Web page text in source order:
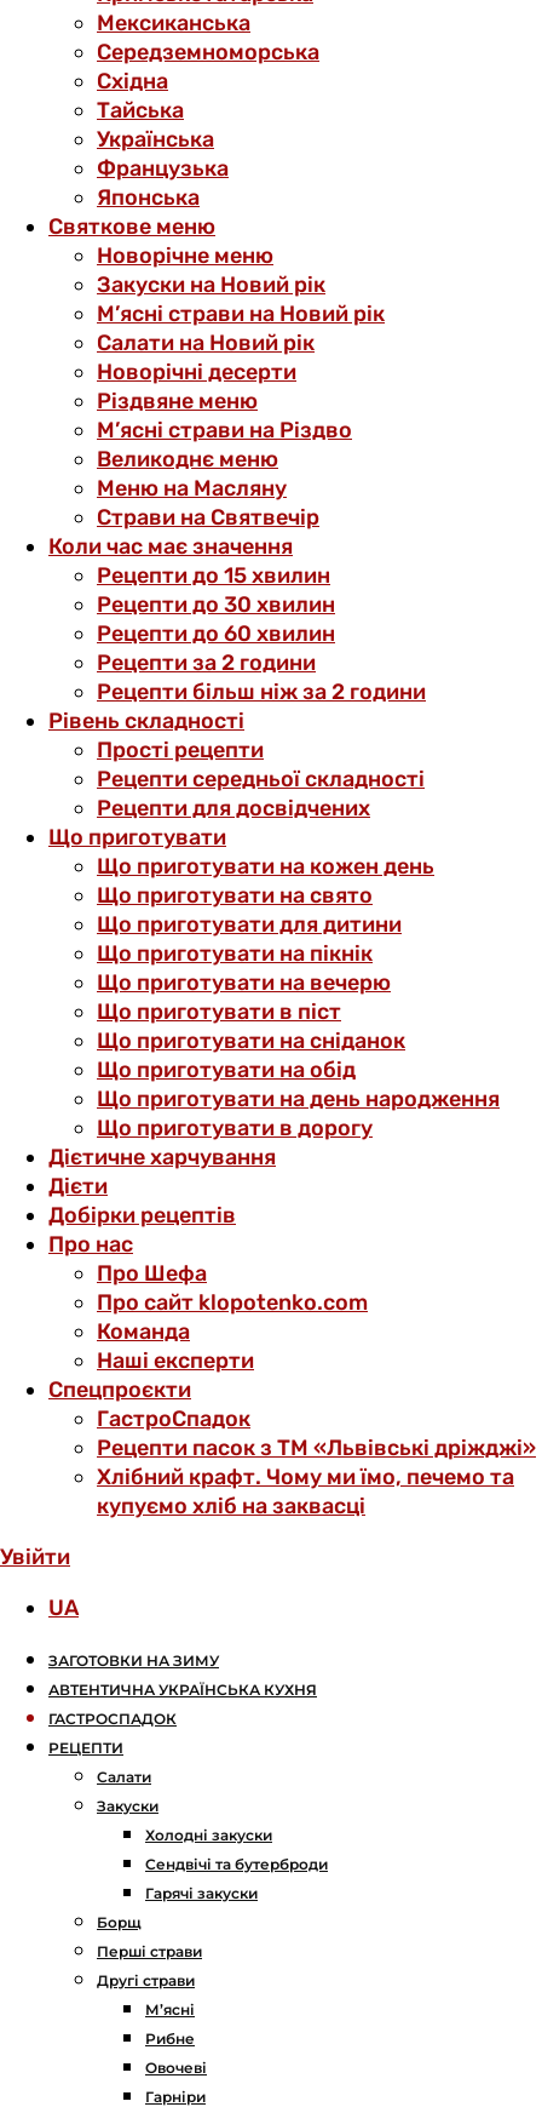
Мексиканська
Середземноморська
Східна
Тайська
Українська
Французька
Японська
Святкове меню
Новорічне меню
Закуски на Новий рік
М’ясні страви на Новий рік
Салати на Новий рік
Новорічні десерти
Різдвяне меню
М’ясні страви на Різдво
Великоднє меню
Меню на Масляну
Страви на Святвечір
Коли час має значення
Рецепти до 15 хвилин
Рецепти до 30 хвилин
Рецепти до 60 хвилин
Рецепти за 2 години
Рецепти більш ніж за 2 години
Рівень складності
Прості рецепти
Рецепти середньої складності
Рецепти для досвідчених
Що приготувати
Що приготувати на кожен день
Що приготувати на свято
Що приготувати для дитини
Що приготувати на пікнік
Що приготувати на вечерю
Що приготувати в піст
Що приготувати на сніданок
Що приготувати на обід
Що приготувати на день народження
Що приготувати в дорогу
Дієтичне харчування
Дієти
Добірки рецептів
Про нас
Про Шефа
Про сайт klopotenko.com
Команда
Наші експерти
Спецпроєкти
ГастроСпадок
Рецепти пасок з ТМ «Львівські дріжджі»
Хлібний крафт. Чому ми їмо, печемо та
купуємо хліб на заквасці
Увійти
UA
ЗАГОТОВКИ НА ЗИМУ
АВТЕНТИЧНА УКРАЇНСЬКА КУХНЯ
ГАСТРОСПАДОК
РЕЦЕПТИ
Салати
Закуски
Холодні закуски
Сендвічі та бутерброди
Гарячі закуски
Борщ
Перші страви
Другі страви
М’ясні
Рибне
Овочеві
Гарніри